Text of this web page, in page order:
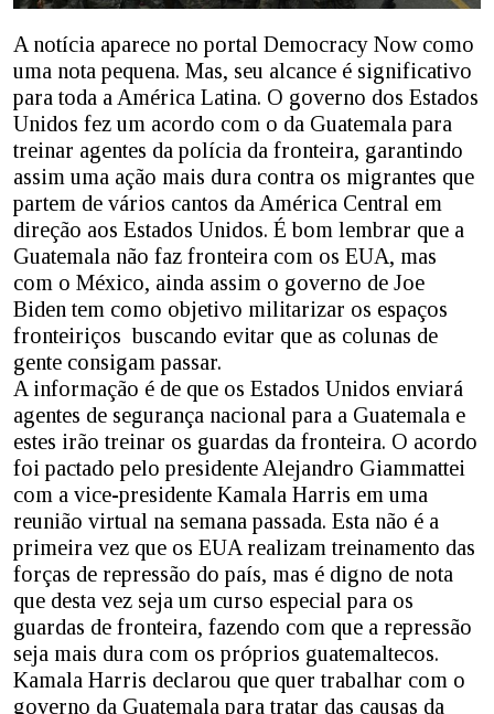
A notícia aparece no portal Democracy Now como
uma nota pequena. Mas, seu alcance é significativo
para toda a América Latina. O governo dos Estados
Unidos fez um acordo com o da Guatemala para
treinar agentes da polícia da fronteira, garantindo
assim uma ação mais dura contra os migrantes que
partem de vários cantos da América Central em
direção aos Estados Unidos. É bom lembrar que a
Guatemala não faz fronteira com os EUA, mas
com o México, ainda assim o governo de Joe
Biden tem como objetivo militarizar os espaços
fronteiriços buscando evitar que as colunas de
gente consigam passar.
A informação é de que os Estados Unidos enviará
agentes de segurança nacional para a Guatemala e
estes irão treinar os guardas da fronteira. O acordo
foi pactado pelo presidente Alejandro Giammattei
com a vice-presidente Kamala Harris em uma
reunião virtual na semana passada. Esta não é a
primeira vez que os EUA realizam treinamento das
forças de repressão do país, mas é digno de nota
que desta vez seja um curso especial para os
guardas de fronteira, fazendo com que a repressão
seja mais dura com os próprios guatemaltecos.
Kamala Harris declarou que quer trabalhar com o
governo da Guatemala para tratar das causas da